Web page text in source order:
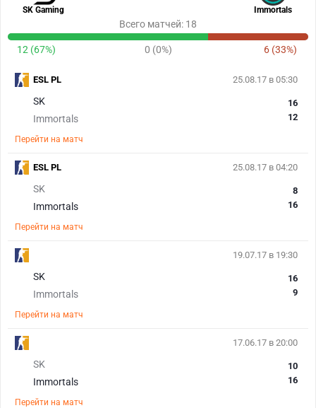
SK Gaming Immortals
Всего матчей: 18
12 (67%) 0 (0%) 6 (33%)
25.08.17 в 05:30
SK
Immortals
16
12
Перейти на матч
ESL PL
25.08.17 в 04:20
SK
Immortals
8
16
Перейти на матч
ESL PL
19.07.17 в 19:30
SK
Immortals
16
9
Перейти на матч
17.06.17 в 20:00
SK
Immortals
10
16
Перейти на матч